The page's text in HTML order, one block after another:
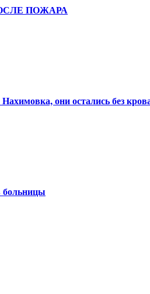
ПОЖАРА
они остались без
больницы